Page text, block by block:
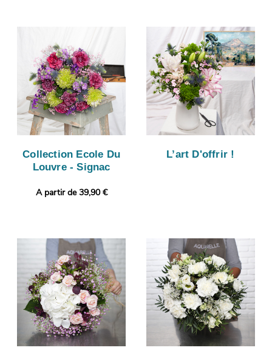
Collection Ecole Du
Louvre - Signac
A partir de 39,90 €
L’art D'offrir !